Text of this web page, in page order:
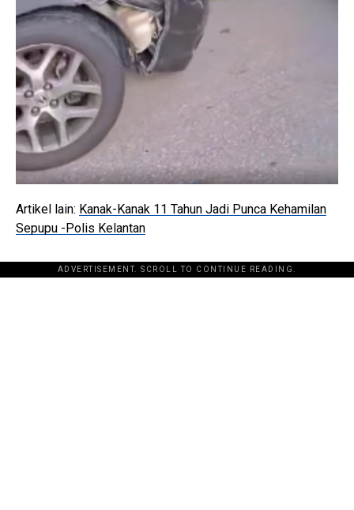
Artikel lain: Kanak-Kanak 11 Tahun Jadi Punca Kehamilan
Sepupu -Polis Kelantan
ADVERTISEMENT. SCROLL TO CONTINUE READING.